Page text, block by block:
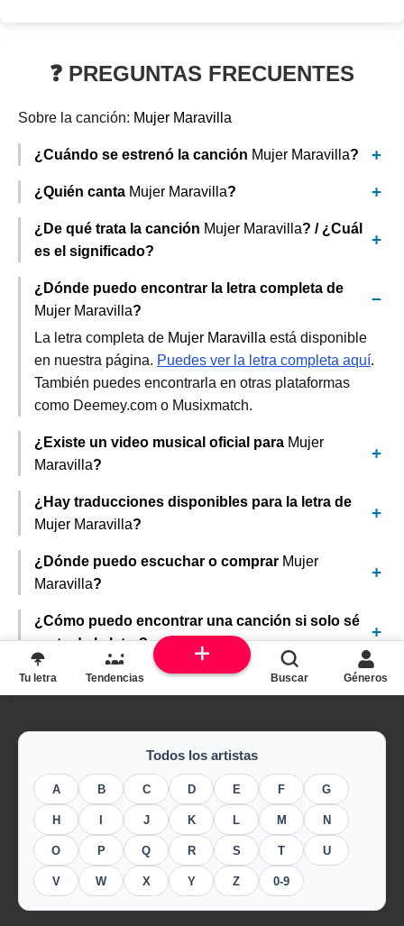
❓ PREGUNTAS FRECUENTES
Sobre la canción: Mujer Maravilla
¿Cuándo se estrenó la canción Mujer Maravilla?
¿Quién canta Mujer Maravilla?
¿De qué trata la canción Mujer Maravilla? / ¿Cuál
es el significado?
¿Dónde puedo encontrar la letra completa de
Mujer Maravilla?
La letra completa de Mujer Maravilla está disponible
en nuestra página. Puedes ver la letra completa aquí.
También puedes encontrarla en otras plataformas
como Deemey.com o Musixmatch.
¿Existe un video musical oficial para Mujer
Maravilla?
¿Hay traducciones disponibles para la letra de
Mujer Maravilla?
¿Dónde puedo escuchar o comprar Mujer
Maravilla?
¿Cómo puedo encontrar una canción si solo sé
parte de la letra?
Todos los artistas
A B C D E F G
H J K L M N
O P Q R S T U
V W X Y Z 0-9
Tu letra Tendencias Buscar Géneros